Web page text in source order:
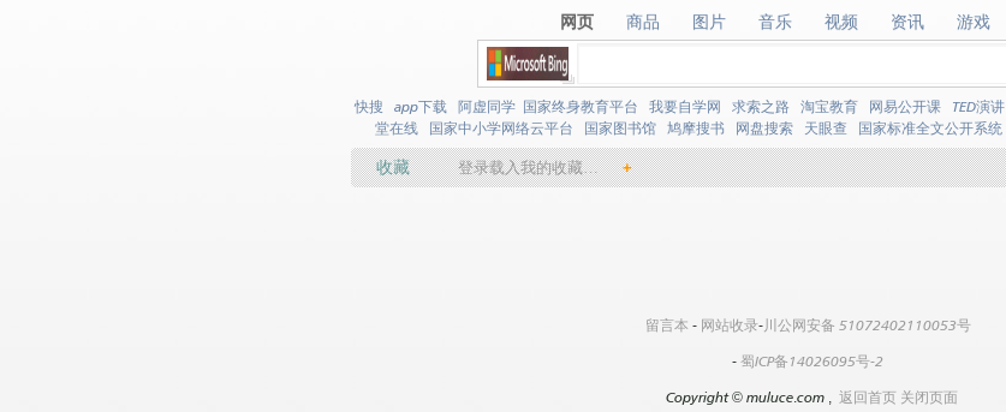
网页
网页 商品
商品 图片
图片 音乐
音乐 视频
视频 资讯
资讯 游戏
游戏
快搜 app下载 阿虚同学 国家终身教育平台 我要自学网 求索之路 淘宝教育 网易公开课 TED演讲
堂在线
国家中小学网络云平台 国家图书馆 鸠摩搜书 网盘搜索 天眼查 国家标准全文公开系统
收藏 登录载入我的收藏… +
留言本 - 网站收录-川公网安备 51072402110053号
- 蜀ICP备14026095号-2
Copyright©muluce.com , 返回首页 关闭页面